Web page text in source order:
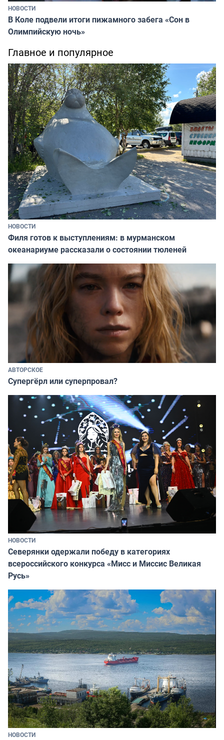
НОВОСТИ
В Коле подвели итоги пижамного забега «Сон в
Олимпийскую ночь»
Главное и популярное
НОВОСТИ
Филя готов к выступлениям: в мурманском
океанариуме рассказали о состоянии тюленей
АВТОРСКОЕ
Супергёрл или суперпровал?
НОВОСТИ
Северянки одержали победу в категориях
всероссийского конкурса «Мисс и Миссис Великая
Русь»
НОВОСТИ